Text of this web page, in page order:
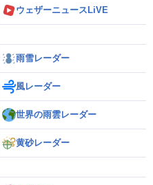
ウェザーニュースLiVE
雨雪レーダー
風レーダー
世界の雨雲レーダー
黄砂レーダー